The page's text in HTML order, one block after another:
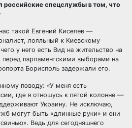
российские спецслужбы в том, что
такой Евгений Киселев —
лояльный к Киевскому
у него есть Вид на жительство на
перед парламентскими выборами на
Борисполь задержали его.
поводу: «У меня есть
где я отношусь к пятой колонне —
Украину. Не исключаю,
могут быть «длинные руки» и они
Ведь для сегодняшнего